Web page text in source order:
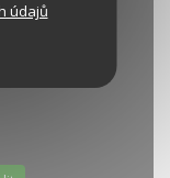
údajů